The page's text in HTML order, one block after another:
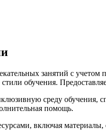
занятий с
обучения.
среду обучения,
помощь.
включая